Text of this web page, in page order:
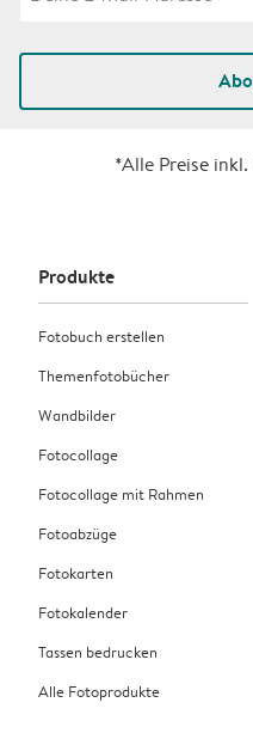
*Alle Preise
Produkte
Fotobuch erstellen
Themenfotobücher
Wandbilder
Fotocollage
Fotocollage mit Rahmen
Fotoabzüge
Fotokarten
Fotokalender
Tassen bedrucken
Alle Fotoprodukte